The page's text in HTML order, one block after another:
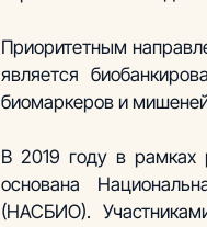
Приоритетным
является
биомаркеров и
В 2019 году в рамках
основана
(НАСБИО).